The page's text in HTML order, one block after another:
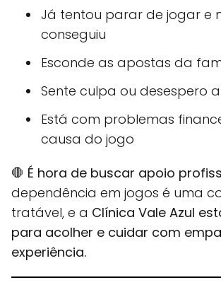
Já tentou parar de jogar e
conseguiu
Esconde as apostas da
Sente culpa ou desespero
Está com problemas
causa do jogo
🛑 É hora de buscar apoio
dependência em jogos é uma
tratável, e a Clínica Vale Azul
para acolher e cuidar com
experiência.